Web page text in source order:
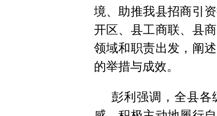
境、助推我县招商引
开区、县工商联、县
领域和职责出发，阐
的举措与成效。
彭利强调，全县各